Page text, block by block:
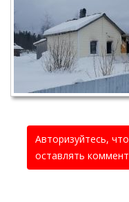
Авторизуйтесь,
оставлять